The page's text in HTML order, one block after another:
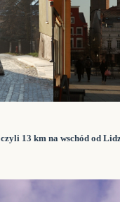
13 km na wschód od